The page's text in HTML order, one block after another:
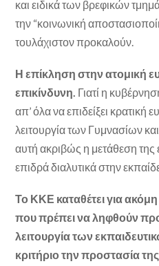
και ειδικά των βρεφικών
την “κοινωνική
τουλάχιστον προκαλούν.
Η επίκληση στην ατομική
επικίνδυνη. Γιατί η
απ’ όλα να επιδείξει κρατική
λειτουργία των Γυμνασίων
αυτή ακριβώς η μετάθεση της
επιδρά διαλυτικά στην
Το ΚΚΕ καταθέτει για
που πρέπει να ληφθούν
λειτουργία των
κριτήριο την προστασία